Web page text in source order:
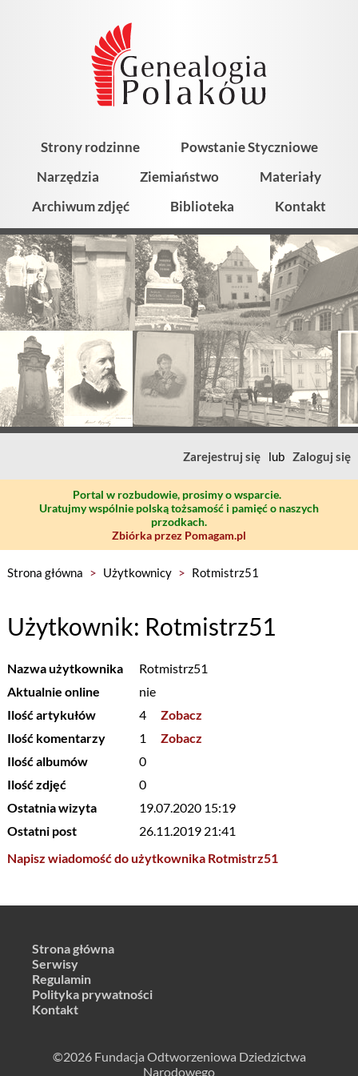
Strony rodzinne
Powstanie Styczniowe
Narzędzia
Ziemiaństwo
Materiały
Archiwum zdjęć
Biblioteka Kontakt
Zarejestruj się lub Zaloguj się
Portal w rozbudowie, prosimy o wsparcie.
Uratujmy wspólnie polską tożsamość i pamięć o naszych
przodkach.
Zbiórka przez Pomagam.pl
Strona główna > Użytkownicy > Rotmistrz51
Użytkownik: Rotmistrz51
Nazwa użytkownika
Rotmistrz51
Aktualnie online
nie
Ilość artykułów
4
Zobacz
Ilość komentarzy
1
Zobacz
Ilość albumów
0
Ilość zdjęć
0
Ostatnia wizyta
19.07.2020 15:19
Ostatni post
26.11.2019 21:41
Napisz wiadomość do użytkownika Rotmistrz51
Strona główna
Serwisy
Regulamin
Polityka prywatności
Kontakt
©2026 Fundacja Odtworzeniowa Dziedzictwa
Narodowego